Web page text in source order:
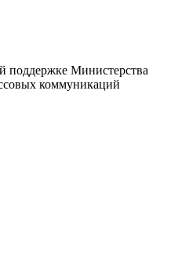
поддержке Министерства
коммуникаций